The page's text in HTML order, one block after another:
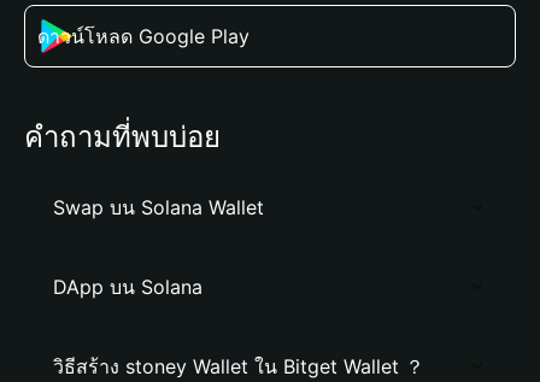
ดาวน์โหลด Google Play
คำถามที่พบบ่อย
Swap บน Solana Wallet
DApp บน Solana
วิธีสร้าง stoney Wallet ใน Bitget Wallet ？